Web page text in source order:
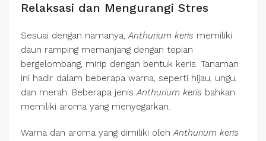
Relaksasi dan Mengurangi Stres
Sesuai dengan namanya,Anthurium keris memiliki
daun ramping memanjang dengan tepian
bergelombang, mirip dengan bentuk keris. Tanaman
ini hadir dalam beberapa warna, seperti hijau, ungu,
dan merah. Beberapa jenisAnthurium keris bahkan
memiliki aroma yang menyegarkan.
Warna dan aroma yang dimiliki olehAnthurium keris